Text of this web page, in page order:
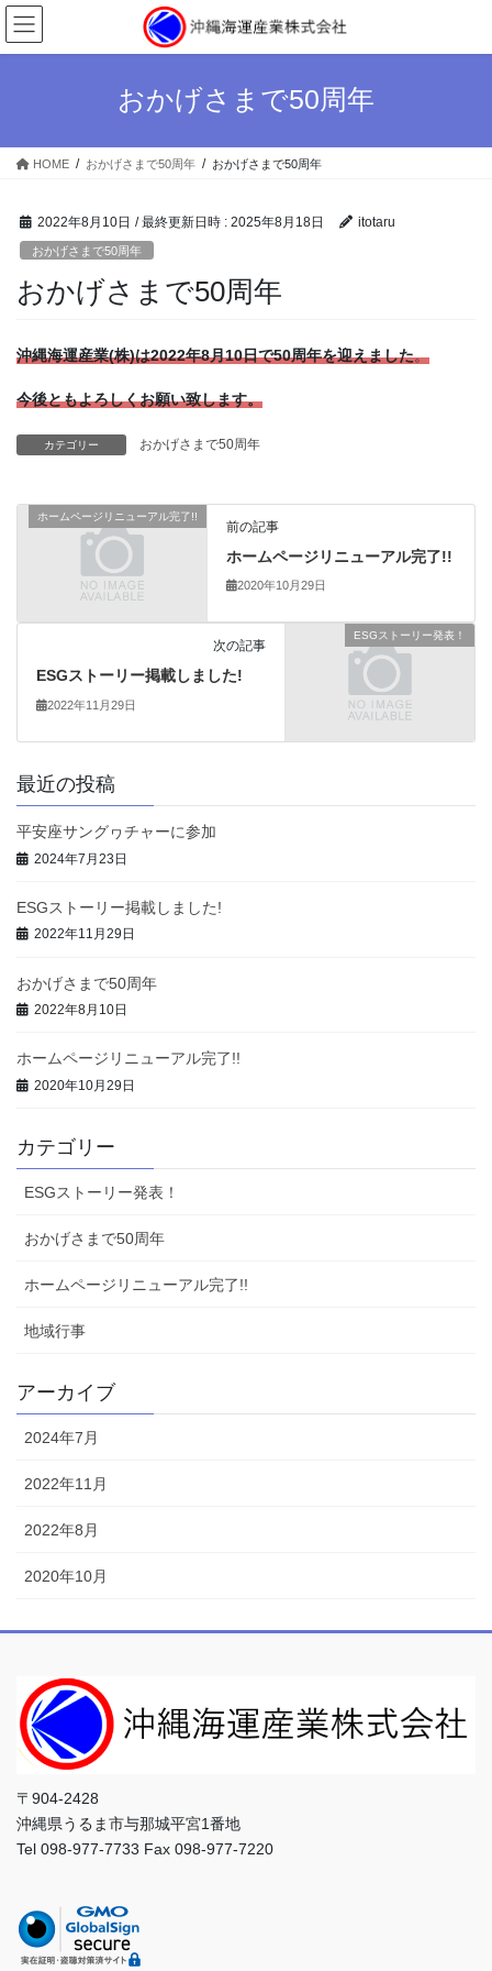
コ
ン
テ
ス
ナ
ビ
ゲ
ン
おかげさまで50周年
HOME おかげさまで50周年 おかげさまで50周年
2022年8月10日 / 最終更新日時 : 2025年8月18日 itotaru
おかげさまで50周年
おかげさまで50周年
沖縄海運産業(株)は2022年8月10日で50周年を迎えました。
今後ともよろしくお願い致します。
カテゴリー おかげさまで50周年
ホームページリニューアル完了!!
前の記事
ホームページリニューアル完了!!
2020年10月29日
ESGストーリー発表！
次の記事
ESGストーリー掲載しました!
2022年11月29日
最近の投稿
平安座サングヮチャーに参加
2024年7月23日
ESGストーリー掲載しました!
2022年11月29日
おかげさまで50周年
2022年8月10日
ホームページリニューアル完了!!
2020年10月29日
カテゴリー
ESGストーリー発表！
おかげさまで50周年
ホームページリニューアル完了!!
地域行事
アーカイブ
2024年7月
2022年11月
2022年8月
2020年10月
〒904-2428
沖縄県うるま市与那城平宮1番地
Tel 098-977-7733 Fax 098-977-7220